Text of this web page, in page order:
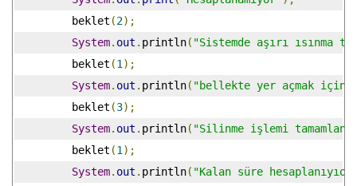
	 beklet
(2);
System. out . println( "Sistemde aşırı ısınma
	 beklet
(1);
System. out . println( "bellekte yer açmak için
	 beklet
(3);
System. out . println( "Silinme işlemi
	 beklet
(1);
System. out . println( "Kalan süre